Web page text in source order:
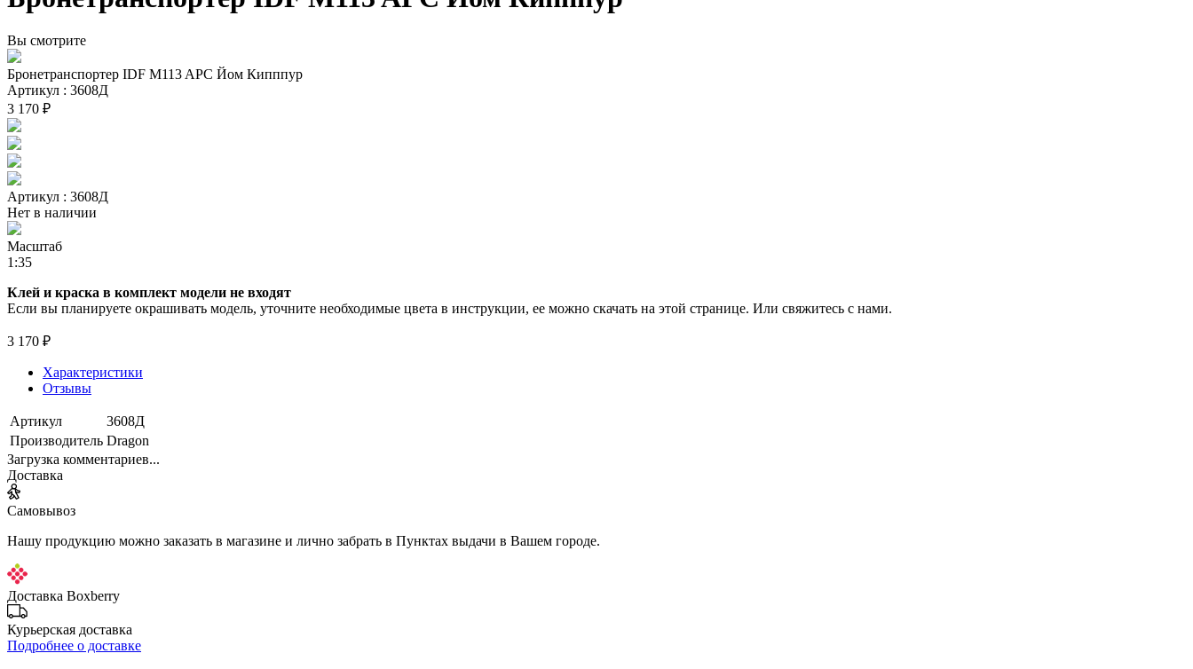
Вы смотрите
Бронетранспортер IDF M113 APC Йом Кипппур
Артикул : 3608Д
3 170 ₽
Артикул : 3608Д
Нет в наличии
Масштаб
1:35
Клей и краска в комплект модели не входят
Если вы планируете окрашивать модель, уточните необходимые цвета в инструкции, ее можно скачать на этой странице. Или свяжитесь с нами.
3 170 ₽
Характеристики
Отзывы
Артикул
3608Д
Производитель Dragon
Загрузка комментариев...
Доставка
Самовывоз
Нашу продукцию можно заказать в магазине и лично забрать в Пунктах выдачи в Вашем городе.
Доставка Boxberry
Курьерская доставка
Подробнее о доставке